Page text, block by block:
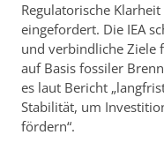
Regulatorische
eingefordert. Die IEA
und verbindliche Ziele
auf Basis fossiler
es laut Bericht
Stabilität, um
fördern“.